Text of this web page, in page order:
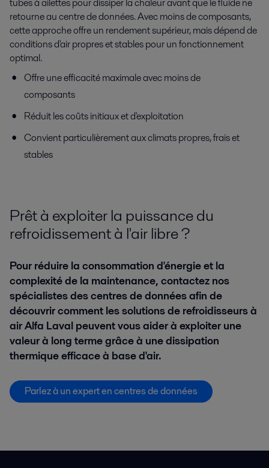
retourne au centre de données. Avec moins de composants,
cette approche offre un rendement supérieur, mais dépend de
conditions d'air propres et stables pour un fonctionnement
optimal.
Offre une efficacité maximale avec moins de
composants
Réduit les coûts initiaux et d'exploitation
Convient particulièrement aux climats propres, frais et
stables
Prêt à exploiter la puissance du
refroidissement à l'air libre ?
Pour réduire la consommation d'énergie et la
complexité de la maintenance, contactez nos
spécialistes des centres de données afin de
découvrir comment les solutions de refroidisseurs à
air Alfa Laval peuvent vous aider à exploiter une
valeur à long terme grâce à une dissipation
thermique efficace à base d'air.
Parlez à un expert en centres de données